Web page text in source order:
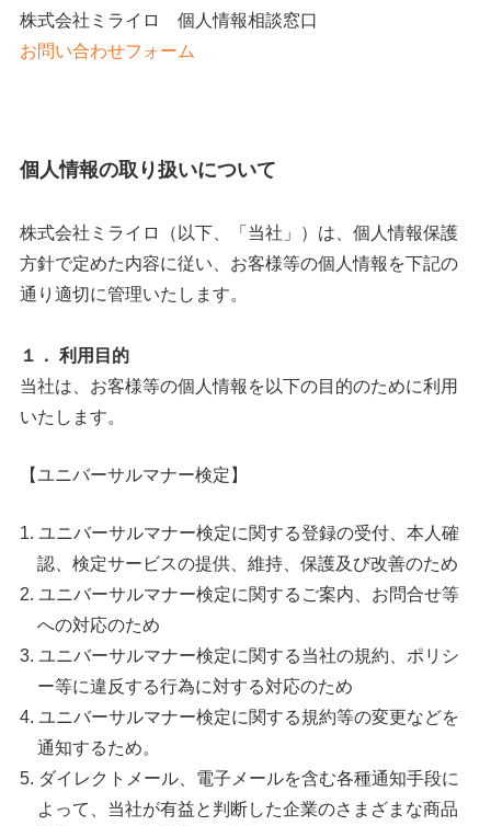
株式会社ミライロ 個人情報相談窓口
お問い合わせフォーム
個人情報の取り扱いについて
株式会社ミライロ（以下、「当社」）は、個人情報保護
方針で定めた内容に従い、お客様等の個人情報を下記の
通り適切に管理いたします。
１． 利用目的
当社は、お客様等の個人情報を以下の目的のために利用
いたします。
【ユニバーサルマナー検定】
ユニバーサルマナー検定に関する登録の受付、本人確
認、検定サービスの提供、維持、保護及び改善のため
ユニバーサルマナー検定に関するご案内、お問合せ等
への対応のため
ユニバーサルマナー検定に関する当社の規約、ポリシ
ー等に違反する行為に対する対応のため
ユニバーサルマナー検定に関する規約等の変更などを
通知するため。
ダイレクトメール、電子メールを含む各種通知手段に
よって、当社が有益と判断した企業のさまざまな商品